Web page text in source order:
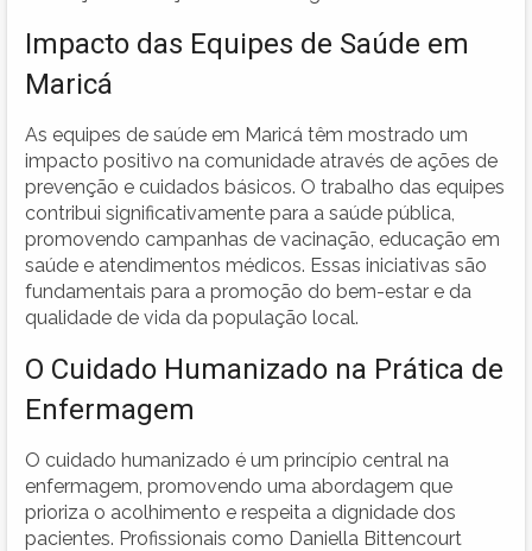
Impacto das Equipes de Saúde em
Maricá
As equipes de saúde em Maricá têm mostrado um
impacto positivo na comunidade através de ações de
prevenção e cuidados básicos. O trabalho das equipes
contribui significativamente para a saúde pública,
promovendo campanhas de vacinação, educação em
saúde e atendimentos médicos. Essas iniciativas são
fundamentais para a promoção do bem-estar e da
qualidade de vida da população local.
O Cuidado Humanizado na Prática de
Enfermagem
O cuidado humanizado é um princípio central na
enfermagem, promovendo uma abordagem que
prioriza o acolhimento e respeita a dignidade dos
pacientes. Profissionais como Daniella Bittencourt